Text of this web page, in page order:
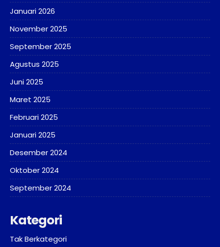
Januari 2026
November 2025
September 2025
Agustus 2025
Juni 2025
Maret 2025
Februari 2025
Januari 2025
Desember 2024
Oktober 2024
September 2024
Kategori
Tak Berkategori